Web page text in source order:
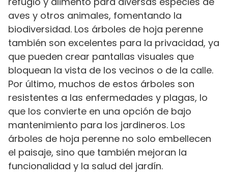
aves y otros animales, fomentando la
biodiversidad. Los árboles de hoja perenne
también son excelentes para la privacidad, ya
que pueden crear pantallas visuales que
bloquean la vista de los vecinos o de la calle.
Por último, muchos de estos árboles son
resistentes a las enfermedades y plagas, lo
que los convierte en una opción de bajo
mantenimiento para los jardineros. Los
árboles de hoja perenne no solo embellecen
el paisaje, sino que también mejoran la
funcionalidad y la salud del jardín.